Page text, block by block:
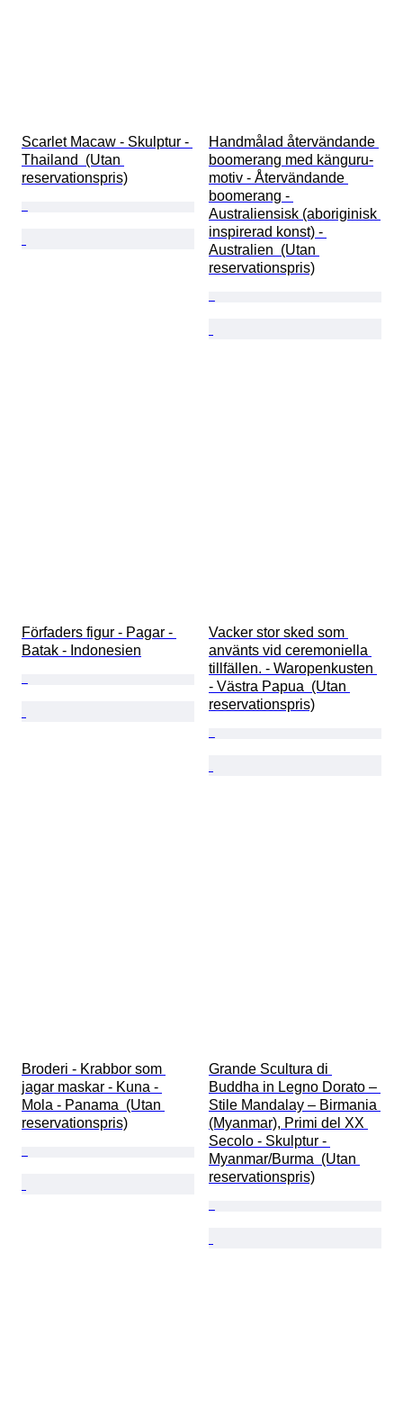
Scarlet Macaw - Skulptur -
Thailand  (Utan
reservationspris)
Handmålad återvändande
boomerang med känguru-
motiv - Återvändande
boomerang -
Australiensisk (aboriginisk
inspirerad konst) -
Australien  (Utan
reservationspris)
Förfaders figur - Pagar -
Batak - Indonesien
Vacker stor sked som
använts vid ceremoniella
tillfällen. - Waropenkusten
- Västra Papua  (Utan
reservationspris)
Broderi - Krabbor som
jagar maskar - Kuna -
Mola - Panama  (Utan
reservationspris)
Grande Scultura di
Buddha in Legno Dorato –
Stile Mandalay – Birmania
(Myanmar), Primi del XX
Secolo - Skulptur -
Myanmar/Burma  (Utan
reservationspris)